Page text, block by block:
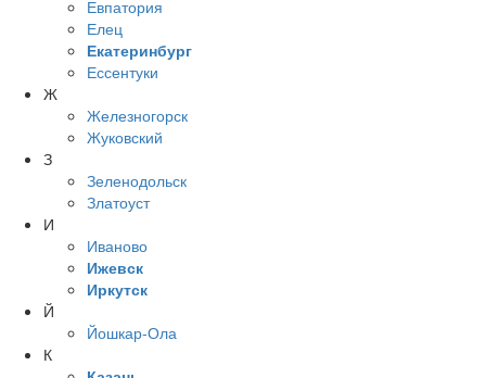
Евпатория
Елец
Екатеринбург
Ессентуки
Ж
Железногорск
Жуковский
З
Зеленодольск
Златоуст
И
Иваново
Ижевск
Иркутск
Й
Йошкар-Ола
К